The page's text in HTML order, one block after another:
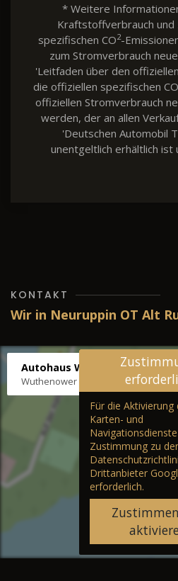
* Weitere
Kraftstoffverbrauch und
spezifischen CO2-
zum Stromverbrauch
'Leitfaden über den
die offiziellen spezifischen CO
offiziellen Stromverbrauch
werden, der an allen
'Deutschen Automobil
unentgeltlich erhältlich ist
KONTAKT
Wir in Neuruppin OT Alt
Autohaus Wernicke
Wuthenower Str. 12b, 16827
Für die Aktivierung
Karten- und
Zustimmung zu
Drittanbieter
erforderlich.